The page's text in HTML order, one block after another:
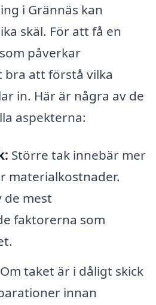
i Grännäs kan
skäl. För att få en
påverkar
bra att förstå vilka
in. Här är några av de
aspekterna:
Större tak innebär mer
materialkostnader.
de mest
faktorerna som
Om taket är i dåligt skick
innan